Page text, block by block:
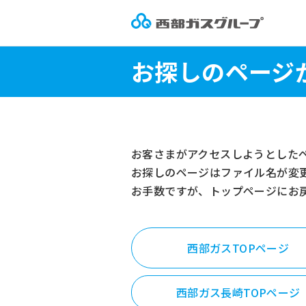
お探しのページ
お客さまがアクセスしようとした
お探しのページはファイル名が変
お手数ですが、トップページに
西部ガスTOPページ
西部ガス長崎TOPページ